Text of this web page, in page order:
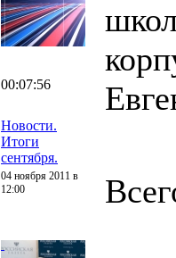
00:07:56
Новости.
Итоги
сентября.
04 ноября 2011 в
12:00